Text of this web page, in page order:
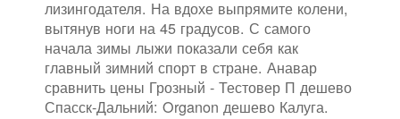
лизингодателя. На вдохе выпрямите колени,
вытянув ноги на 45 градусов. С самого
начала зимы лыжи показали себя как
главный зимний спорт в стране. Анавар
сравнить цены Грозный - Тестовер П дешево
Спасск-Дальний: Organon дешево Калуга.